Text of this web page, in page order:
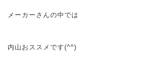
メーカーさんの中では
内山おススメです(^^)